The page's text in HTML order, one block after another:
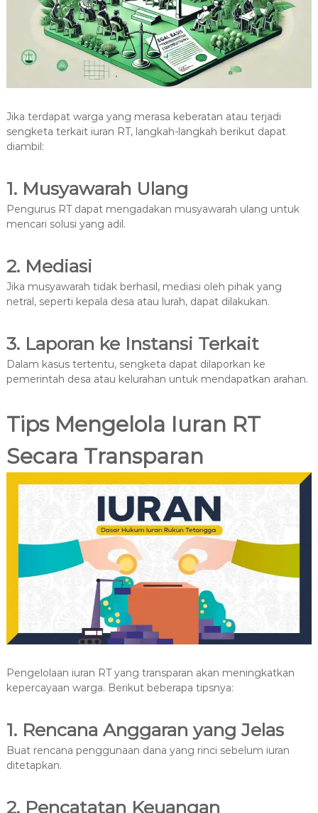
Jika terdapat warga yang merasa keberatan atau terjadi
sengketa terkait iuran RT, langkah-langkah berikut dapat
diambil:
1. Musyawarah Ulang
Pengurus RT dapat mengadakan musyawarah ulang untuk
mencari solusi yang adil.
2. Mediasi
Jika musyawarah tidak berhasil, mediasi oleh pihak yang
netral, seperti kepala desa atau lurah, dapat dilakukan.
3. Laporan ke Instansi Terkait
Dalam kasus tertentu, sengketa dapat dilaporkan ke
pemerintah desa atau kelurahan untuk mendapatkan arahan.
Tips Mengelola Iuran RT
Secara Transparan
Pengelolaan iuran RT yang transparan akan meningkatkan
kepercayaan warga. Berikut beberapa tipsnya:
1. Rencana Anggaran yang Jelas
Buat rencana penggunaan dana yang rinci sebelum iuran
ditetapkan.
2. Pencatatan Keuangan